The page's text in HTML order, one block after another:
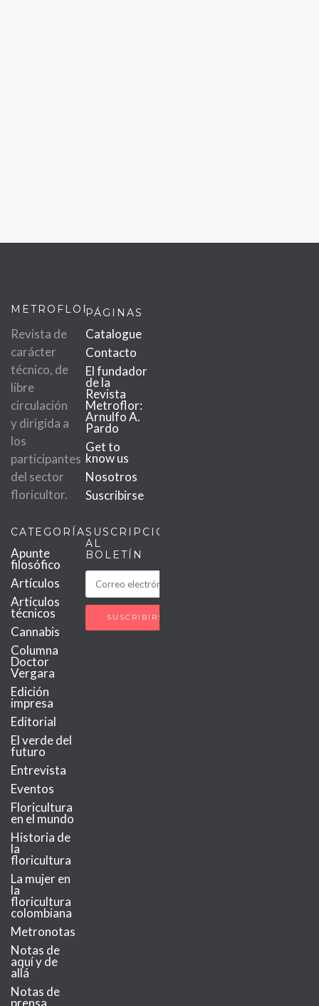
METROFLOR
Revista de
carácter
técnico, de
libre
circulación
y dirigida a
los
participantes
del sector
floricultor.
PÁGINAS
Catalogue
Contacto
El fundador
de la
Revista
Metroflor:
Arnulfo A.
Pardo
Get to
know us
Nosotros
Suscribirse
CATEGORÍAS
Apunte
filosófico
Artículos
Artículos
técnicos
Cannabis
Columna
Doctor
Vergara
Edición
impresa
Editorial
El verde del
futuro
Entrevista
Eventos
Floricultura
en el mundo
Historia de
la
floricultura
La mujer en
la
floricultura
colombiana
Metronotas
Notas de
aquí y de
allá
Notas de
prensa
SUSCRIPCIÓN
AL
BOLETÍN